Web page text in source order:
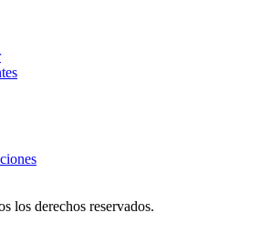
los derechos reservados.